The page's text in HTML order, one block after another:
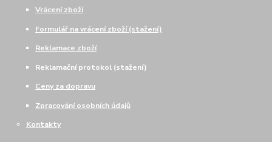
Vrácení zboží
Formulář na vrácení zboží (stažení)
Reklamace zboží
Reklamační protokol (stažení)
Ceny za dopravu
Zpracování osobních údajů
Kontakty